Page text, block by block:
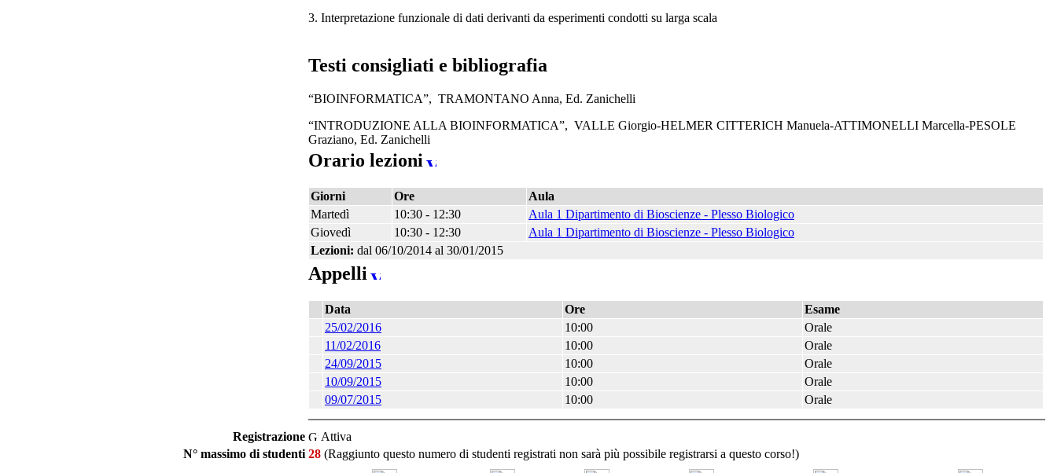
3. Interpretazione funzionale di dati derivanti da esperimenti condotti su larga scala
Testi consigliati e bibliografia
“BIOINFORMATICA”, TRAMONTANO Anna, Ed. Zanichelli
“INTRODUZIONE ALLA BIOINFORMATICA”, VALLE Giorgio-HELMER CITTERICH Manuela-ATTIMONELLI Marcella-PESOLE
Graziano, Ed. Zanichelli
Orario lezioni
Giorni Ore
Aula
Martedì
10:30 - 12:30
Aula 1 Dipartimento di Bioscienze - Plesso Biologico
Giovedì
10:30 - 12:30
Aula 1 Dipartimento di Bioscienze - Plesso Biologico
Lezioni: dal 06/10/2014 al 30/01/2015
Appelli
Data Ore
Esame
25/02/2016
10:00
Orale
11/02/2016
10:00
Orale
24/09/2015
10:00
Orale
10/09/2015
10:00
Orale
09/07/2015
10:00 Orale
Registrazione
Attiva
N° massimo di studenti 28 (Raggiunto questo numero di studenti registrati non sarà più possibile registrarsi a questo corso!)